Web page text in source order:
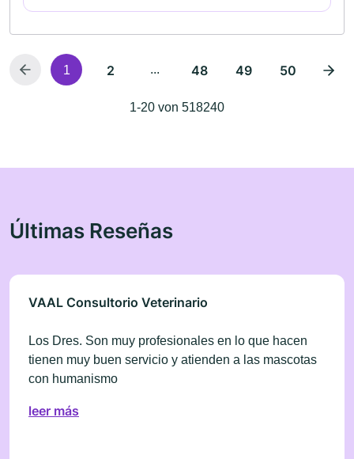
1 2 ... 48 49 50
1-20 von 518240
Últimas Reseñas
VAAL Consultorio Veterinario
Los Dres. Son muy profesionales en lo que hacen
tienen muy buen servicio y atienden a las mascotas
con humanismo
leer más